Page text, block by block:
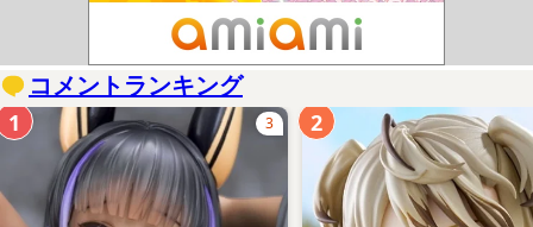
コメントランキング
3
1 2